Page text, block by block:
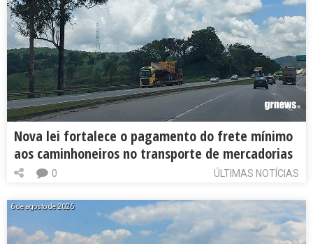
Nova lei fortalece o pagamento do frete mínimo
aos caminhoneiros no transporte de mercadorias
ÚLTIMAS NOTÍCIAS
0
6 de agosto de 2026